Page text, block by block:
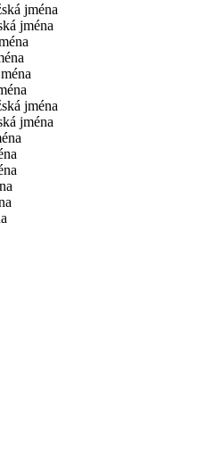
jména
jména
jména
jména